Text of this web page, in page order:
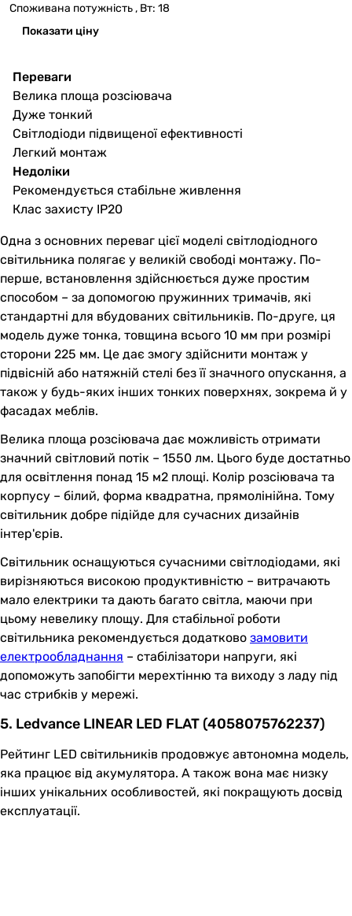
Споживана потужність , Вт: 18
Показати ціну
Переваги
Велика площа розсіювача
Дуже тонкий
Світлодіоди підвищеної ефективності
Легкий монтаж
Недоліки
Рекомендується стабільне живлення
Клас захисту IP20
Одна з основних переваг цієї моделі світлодіодного
світильника полягає у великій свободі монтажу. По-
перше, встановлення здійснюється дуже простим
способом – за допомогою пружинних тримачів, які
стандартні для вбудованих світильників. По-друге, ця
модель дуже тонка, товщина всього 10 мм при розмірі
сторони 225 мм. Це дає змогу здійснити монтаж у
підвісній або натяжній стелі без її значного опускання, а
також у будь-яких інших тонких поверхнях, зокрема й у
фасадах меблів.
Велика площа розсіювача дає можливість отримати
значний світловий потік – 1550 лм. Цього буде достатньо
для освітлення понад 15 м2 площі. Колір розсіювача та
корпусу – білий, форма квадратна, прямолінійна. Тому
світильник добре підійде для сучасних дизайнів
інтер'єрів.
Світильник оснащуються сучасними світлодіодами, які
вирізняються високою продуктивністю – витрачають
мало електрики та дають багато світла, маючи при
цьому невелику площу. Для стабільної роботи
світильника рекомендується додатково замовити
електрообладнання – стабілізатори напруги, які
допоможуть запобігти мерехтінню та виходу з ладу під
час стрибків у мережі.
5. Ledvance LINEAR LED FLAT (4058075762237)
Рейтинг LED світильників продовжує автономна модель,
яка працює від акумулятора. А також вона має низку
інших унікальних особливостей, які покращують досвід
експлуатації.